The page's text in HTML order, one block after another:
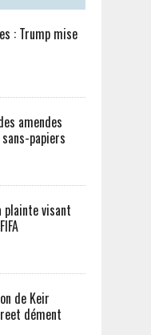
: Trump mise
amendes
papiers
plainte visant
de Keir
dément